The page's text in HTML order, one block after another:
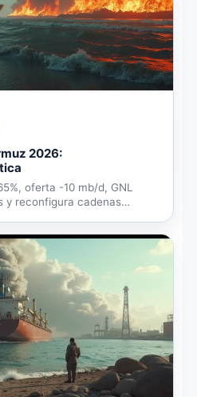
2026:
oferta -10 mb/d, GNL
y reconfigura cadenas